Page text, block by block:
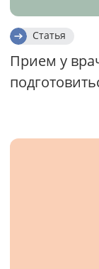
Статья
Прием у